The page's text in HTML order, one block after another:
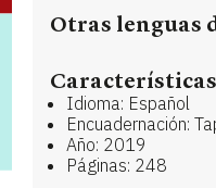
Otras lenguas
Características
Idioma: Español
Encuadernación:
Año: 2019
Páginas: 248